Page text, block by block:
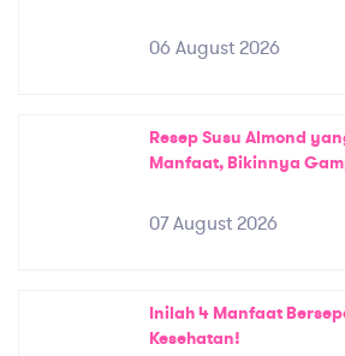
06 August 2026
Resep Susu Almond
Manfaat, Bikinnya
07 August 2026
Inilah 4 Manfaat
Kesehatan!